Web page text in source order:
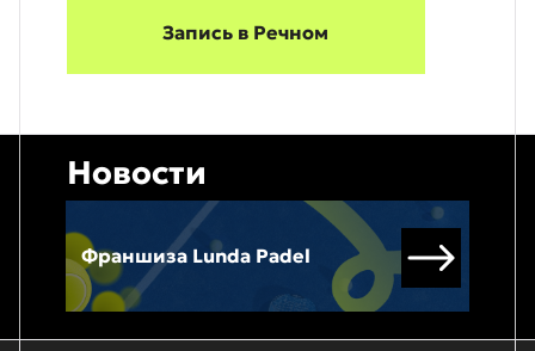
Запись в Речном
Новости
Франшиза Lunda Padel